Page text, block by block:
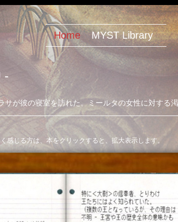
Home MYST Library
-
サが彼の寝室を訪れた。ミールタの女性に対する
感じる方は、本をクリックすると、拡大表示します。